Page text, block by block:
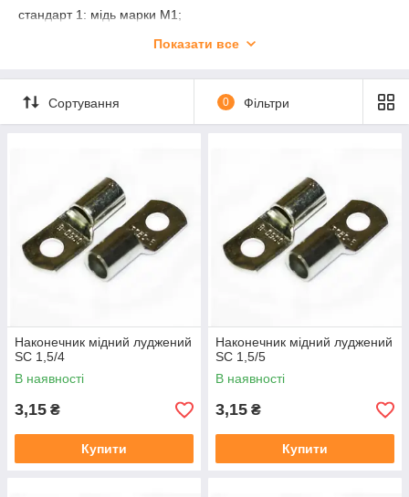
стандарт 1: мідь марки М1;
підлягає обов'язковому декларуванню) згідно вимог ДСТУ EN
60947-1:2017.
Підходять як для обпресовування так і для
лютування.
Отвір в передній стінці хвостової частини дозволяє
візуально контролювати уведення проводу в
наконечник.
вибирати наконечники на один номінал більше
номіналу проводу.
Показати все
Сортування 0 Фільтри
Наконечник мідний луджений
SC 1,5/4
В наявності
3,15 ₴
Купити
Наконечник мідний луджений
SC 1,5/5
В наявності
3,15 ₴
Купити